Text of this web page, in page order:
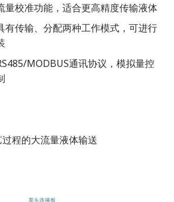
量校准功能，适合更高精度传输液体
有传输、分配两种工作模式，可进行
MODBUS通讯协议，模拟量控
程的大流量液体输送